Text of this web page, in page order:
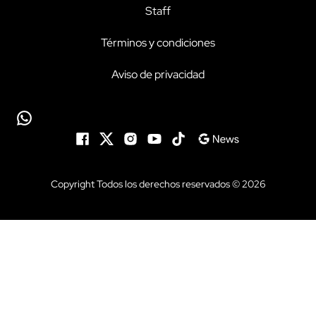
Staff
Términos y condiciones
Aviso de privacidad
Copyright Todos los derechos reservados © 2026